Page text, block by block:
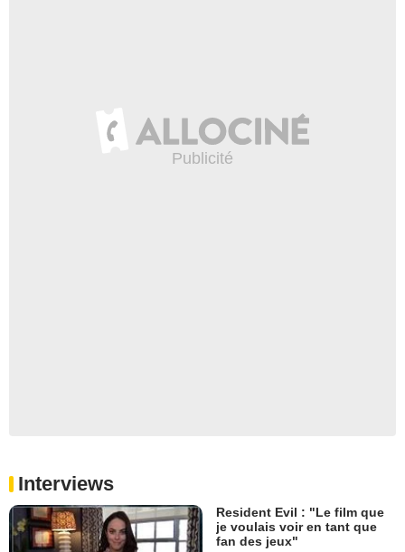
Interviews
Resident Evil : "Le film que
je voulais voir en tant que
fan des jeux"